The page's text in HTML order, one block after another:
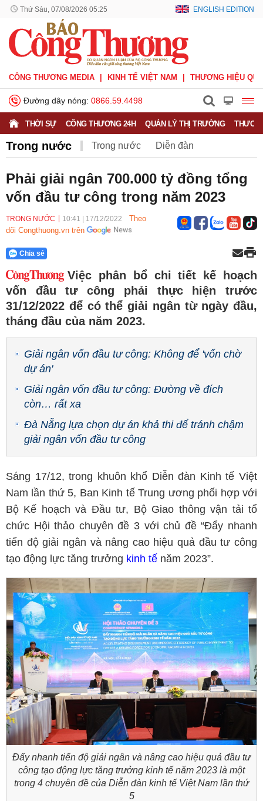
Thứ Sáu, 07/08/2026 05:25 ENGLISH EDITION
CÔNG THƯƠNG MEDIA KINH TẾ VIỆT NAM THƯƠNG HIỆU
Đường dây nóng: 0866.59.4498
THỜI SỰ CÔNG THƯƠNG 24H QUẢN LÝ THỊ TRƯỜNG
Trong nước Trong nước Diễn đàn
Bầu cử Quốc hội Khoá XVI
Phải giải ngân 700.000 tỷ đồng tổng
vốn đầu tư công trong năm 2023
TRONG NƯỚC 10:41 17/12/2022
Theo
dõi Congthuong.vn trên
Chia sẻ
Việc phân bổ chi tiết kế hoạch
vốn đầu tư công phải thực hiện trước
31/12/2022 để có thể giải ngân từ ngày đầu,
tháng đầu của năm 2023.
Giải ngân vốn đầu tư công: Không để 'vốn chờ
dự án'
Giải ngân vốn đầu tư công: Đường về đích
còn… rất xa
Đà Nẵng lựa chọn dự án khả thi để tránh chậm
giải ngân vốn đầu tư công
Sáng 17/12, trong khuôn khổ Diễn đàn Kinh tế Việt
Nam lần thứ 5, Ban Kinh tế Trung ương phối hợp với
Bộ Kế hoạch và Đầu tư, Bộ Giao thông vận tải tổ
chức Hội thảo chuyên đề 3 với chủ đề “Đẩy nhanh
tiến độ giải ngân và nâng cao hiệu quả đầu tư công
tạo động lực tăng trưởng kinh tế năm 2023”.
Đẩy nhanh tiến độ giải ngân và nâng cao hiệu quả đầu tư
công tạo động lực tăng trưởng kinh tế năm 2023 là một
trong 4 chuyên đề của Diễn đàn kinh tế Việt Nam lần thứ
5